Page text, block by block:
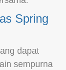
Spring
dapat
sempurna